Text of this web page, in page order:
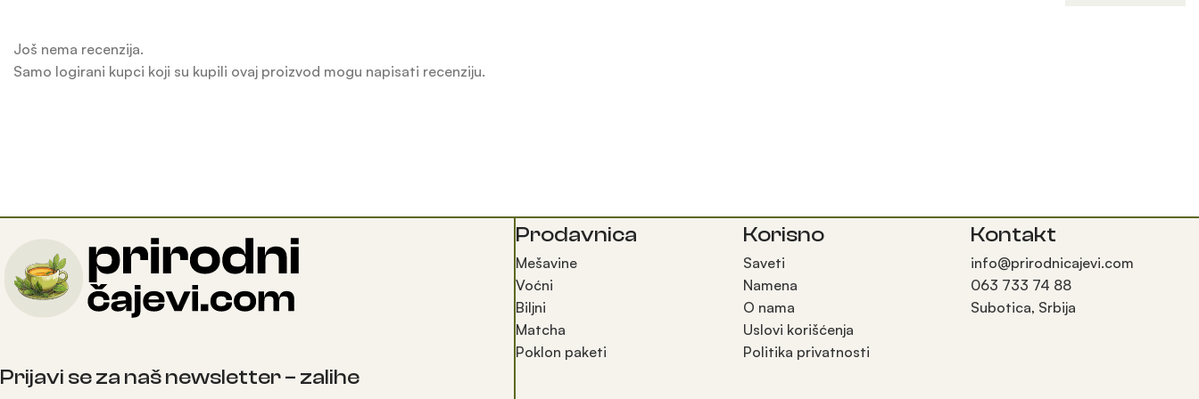
Još nema recenzija.
Samo logirani kupci koji su kupili ovaj proizvod mogu napisati recenziju.
Prijavi se za naš newsletter – zalihe
Prodavnica
Mešavine
Voćni
Biljni
Matcha
Poklon paketi
Korisno
Saveti
Namena
O nama
Uslovi korišćenja
Politika privatnosti
Kontakt
info@prirodnicajevi.com
063 733 74 88
Subotica, Srbija